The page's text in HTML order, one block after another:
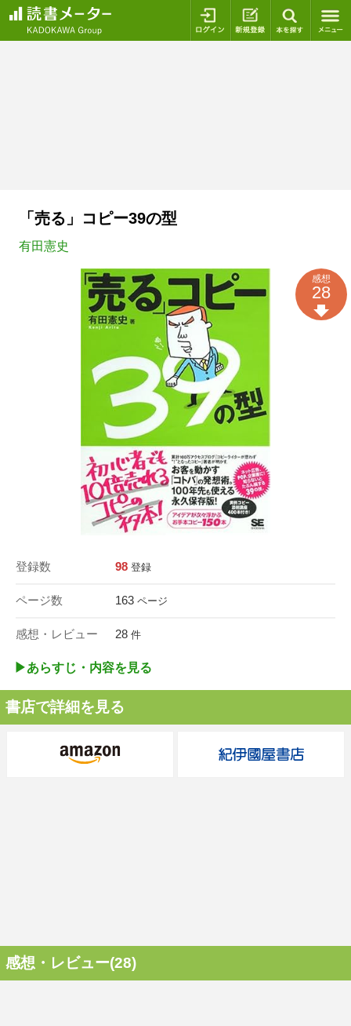
ログイン 新規登録
「売る」コピー39の型
有田憲史
登録数 98 登録
ページ数 163 ページ
感想・レビュー 28 件
感想
28
▶︎あらすじ・内容を見る
書店で詳細を見る
感想・レビュー(28)